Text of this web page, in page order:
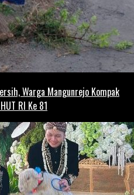
Warga Mangunrejo Kompak
RI Ke 81